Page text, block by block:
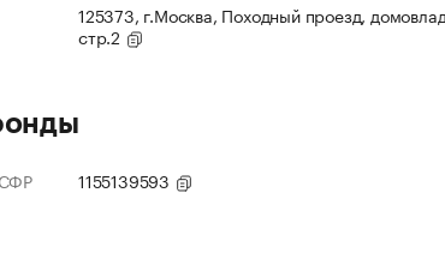
125373, г.Москва, Походный проезд,
стр.2
1155139593